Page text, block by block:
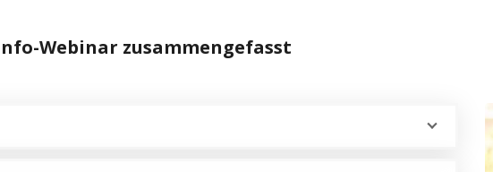
Webinar zusammengefasst